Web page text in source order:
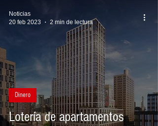
Lotería de apartamentos
Dinero
Noticias
20 feb 2023
2 min de lectura